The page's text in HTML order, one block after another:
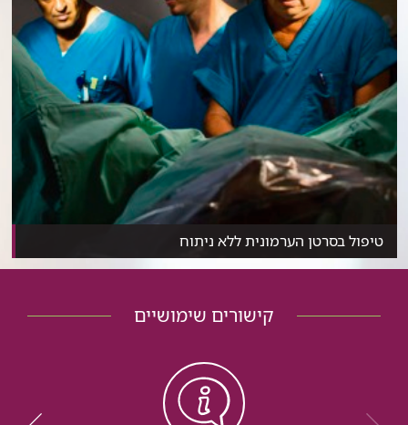
טיפול בסרטן הערמונית ללא ניתוח
הכירו את הברכיתרפיה: שיטת לטיפול בסרטן הערמונית לל...
קישורים שימושיים